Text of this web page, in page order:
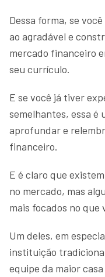
Dessa forma, se
ao agradável e
mercado financeiro
seu currículo.
E se você já tiver
semelhantes, essa é
aprofundar e
financeiro.
E é claro que
no mercado, mas
mais focados no que
Um deles, em
instituição
equipe da maior